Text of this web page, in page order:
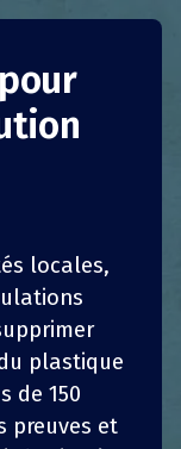
qui
2019
»), a intégré
PARTAGER
locales,
plastique
de 150
preuves et
PARTAGER